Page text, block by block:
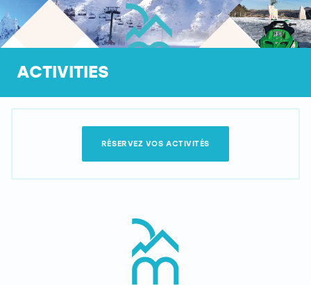
ACTIVITIES
RÉSERVEZ VOS ACTIVITÉS